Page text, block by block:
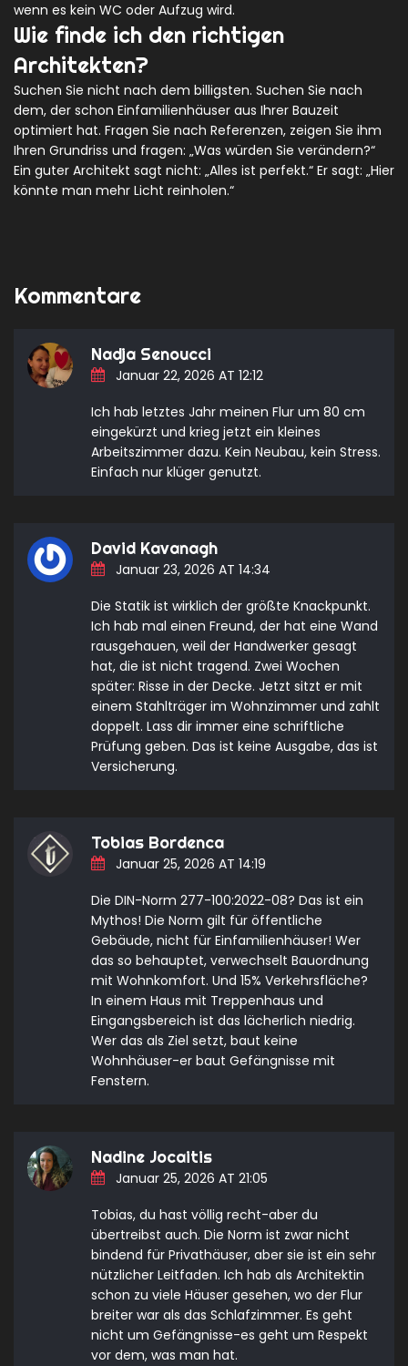
wenn es kein WC oder Aufzug wird.
Wie finde ich den richtigen
Architekten?
Suchen Sie nicht nach dem billigsten. Suchen Sie nach
dem, der schon Einfamilienhäuser aus Ihrer Bauzeit
optimiert hat. Fragen Sie nach Referenzen, zeigen Sie ihm
Ihren Grundriss und fragen: „Was würden Sie verändern?“
Ein guter Architekt sagt nicht: „Alles ist perfekt.“ Er sagt: „Hier
könnte man mehr Licht reinholen.“
Kommentare
Nadja Senoucci
Januar 22, 2026 AT 12:12
Ich hab letztes Jahr meinen Flur um 80 cm
eingekürzt und krieg jetzt ein kleines
Arbeitszimmer dazu. Kein Neubau, kein Stress.
Einfach nur klüger genutzt.
David Kavanagh
Januar 23, 2026 AT 14:34
Die Statik ist wirklich der größte Knackpunkt.
Ich hab mal einen Freund, der hat eine Wand
rausgehauen, weil der Handwerker gesagt
hat, die ist nicht tragend. Zwei Wochen
später: Risse in der Decke. Jetzt sitzt er mit
einem Stahlträger im Wohnzimmer und zahlt
doppelt. Lass dir immer eine schriftliche
Prüfung geben. Das ist keine Ausgabe, das ist
Versicherung.
Tobias Bordenca
Januar 25, 2026 AT 14:19
Die DIN-Norm 277-100:2022-08? Das ist ein
Mythos! Die Norm gilt für öffentliche
Gebäude, nicht für Einfamilienhäuser! Wer
das so behauptet, verwechselt Bauordnung
mit Wohnkomfort. Und 15% Verkehrsfläche?
In einem Haus mit Treppenhaus und
Eingangsbereich ist das lächerlich niedrig.
Wer das als Ziel setzt, baut keine
Wohnhäuser-er baut Gefängnisse mit
Fenstern.
Nadine Jocaitis
Januar 25, 2026 AT 21:05
Tobias, du hast völlig recht-aber du
übertreibst auch. Die Norm ist zwar nicht
bindend für Privathäuser, aber sie ist ein sehr
nützlicher Leitfaden. Ich hab als Architektin
schon zu viele Häuser gesehen, wo der Flur
breiter war als das Schlafzimmer. Es geht
nicht um Gefängnisse-es geht um Respekt
vor dem, was man hat.